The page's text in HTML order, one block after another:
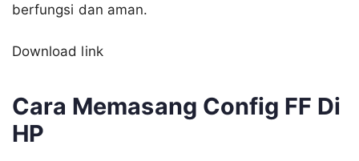
berfungsi dan aman.
Download link
Cara Memasang Config FF Di
HP